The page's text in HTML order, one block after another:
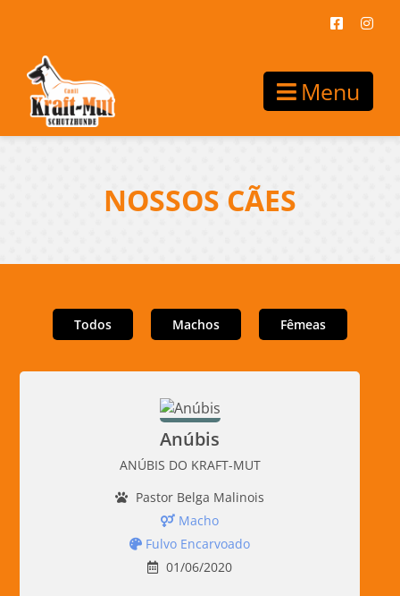
Menu
NOSSOS CÃES
Todos Machos Fêmeas
Anúbis
ANÚBIS DO KRAFT-MUT
Pastor Belga Malinois
Macho
Fulvo Encarvoado
01/06/2020